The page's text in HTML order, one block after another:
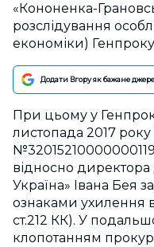
«Кононенка-
розслідування
економіки)
Додати Вгору як бажане
При цьому у
листопада 2017
відносно директора
Україна» Івана Бея
ознаками ухилення
ст.212 КК). У
клопотанням